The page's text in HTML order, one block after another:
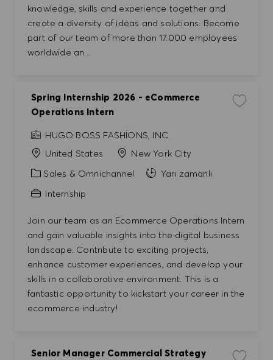
knowledge, skills and experience together and
create a diversity of ideas and solutions. Become
part of our team of more than 17.000 employees
worldwide an...
Spring Internship 2026 - eCommerce
Operations Intern
HUGO BOSS FASHIONS, INC.
United States
New York City
Kategori
Sales & Omnichannel
Yarı zamanlı
Internship
Join our team as an Ecommerce Operations Intern
and gain valuable insights into the digital business
landscape. Contribute to exciting projects,
enhance customer experiences, and develop your
skills in a collaborative environment. This is a
fantastic opportunity to kickstart your career in the
ecommerce industry!
İşi
Senior Manager Commercial Strategy